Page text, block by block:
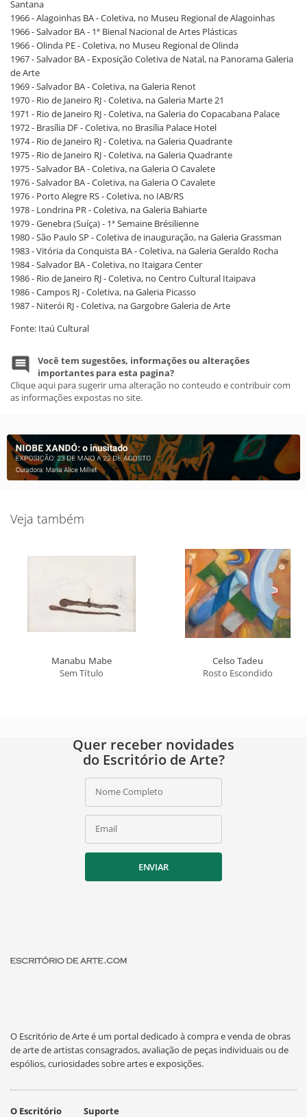
Santana
1966 - Alagoinhas BA - Coletiva, no Museu Regional de Alagoinhas
1966 - Salvador BA - 1ª Bienal Nacional de Artes Plásticas
1966 - Olinda PE - Coletiva, no Museu Regional de Olinda
1967 - Salvador BA - Exposição Coletiva de Natal, na Panorama Galeria
de Arte
1969 - Salvador BA - Coletiva, na Galeria Renot
1970 - Rio de Janeiro RJ - Coletiva, na Galeria Marte 21
1971 - Rio de Janeiro RJ - Coletiva, na Galeria do Copacabana Palace
1972 - Brasília DF - Coletiva, no Brasília Palace Hotel
1974 - Rio de Janeiro RJ - Coletiva, na Galeria Quadrante
1975 - Rio de Janeiro RJ - Coletiva, na Galeria Quadrante
1975 - Salvador BA - Coletiva, na Galeria O Cavalete
1976 - Salvador BA - Coletiva, na Galeria O Cavalete
1976 - Porto Alegre RS - Coletiva, no IAB/RS
1978 - Londrina PR - Coletiva, na Galeria Bahiarte
1979 - Genebra (Suíça) - 1ª Semaine Brésilienne
1980 - São Paulo SP - Coletiva de inauguração, na Galeria Grassman
1983 - Vitória da Conquista BA - Coletiva, na Galeria Geraldo Rocha
1984 - Salvador BA - Coletiva, no Itaigara Center
1986 - Rio de Janeiro RJ - Coletiva, no Centro Cultural Itaipava
1986 - Campos RJ - Coletiva, na Galeria Picasso
1987 - Niterói RJ - Coletiva, na Gargobre Galeria de Arte
Fonte: Itaú Cultural
Você tem sugestões, informações ou alterações
importantes para esta pagina?
Clique aqui para sugerir uma alteração no conteudo e contribuir com
as informações expostas no site.
Veja também
Manabu Mabe
Sem Título
Celso Tadeu
Rosto Escondido
Quer receber novidades
do Escritório de Arte?
Nome Completo
Email
ENVIAR
O Escritório de Arte é um portal dedicado à compra e venda de obras
de arte de artistas consagrados, avaliação de peças individuais ou de
espólios, curiosidades sobre artes e exposições.
O Escritório Suporte